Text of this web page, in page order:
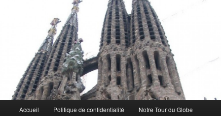
Aller
Aller
Accueil Politique de confidentialité Notre Tour du Globe